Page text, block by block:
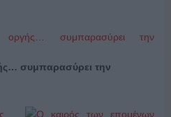
συμπαρασύρει την